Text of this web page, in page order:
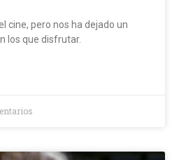
cine, pero nos ha dejado un
los que disfrutar.